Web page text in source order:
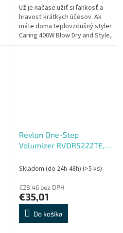
Už je načase užiť si ľahkosť a
hravosť krátkych účesov. Ak
máte doma teplovzdušný styler
Caring 400W Blow Dry and Style,
Revlon One-Step
Volumizer RVDR5222TE,
Skladom (do 24h-48h) (>5 ks)
€28,46 bez DPH
€35,01
Do košíka